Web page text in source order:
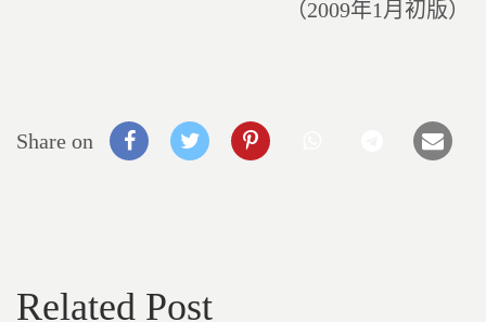
（2009年1月初版）
Share on
Related Post